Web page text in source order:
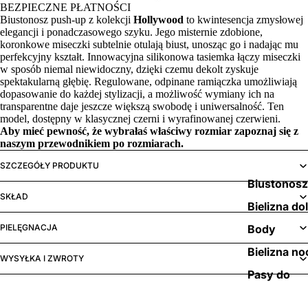
Bielizna
Body
Bielizna
Pasy do
BEZPIECZNE PŁATNOŚCI
Biustonosz push-up z kolekcji Hollywood to kwintesencja zmysłowej
elegancji i ponadczasowego szyku. Jego misternie zdobione,
koronkowe miseczki subtelnie otulają biust, unosząc go i nadając mu
perfekcyjny kształt. Innowacyjna silikonowa tasiemka łączy miseczki
w sposób niemal niewidoczny, dzięki czemu dekolt zyskuje
spektakularną głębię. Regulowane, odpinane ramiączka umożliwiają
dopasowanie do każdej stylizacji, a możliwość wymiany ich na
transparentne daje jeszcze większą swobodę i uniwersalność. Ten
model, dostępny w klasycznej czerni i wyrafinowanej czerwieni.
Aby mieć pewność, że wybrałaś właściwy rozmiar zapoznaj się z
naszym przewodnikiem po rozmiarach.
SZCZEGÓŁY PRODUKTU
SKŁAD
PIELĘGNACJA
WYSYŁKA I ZWROTY